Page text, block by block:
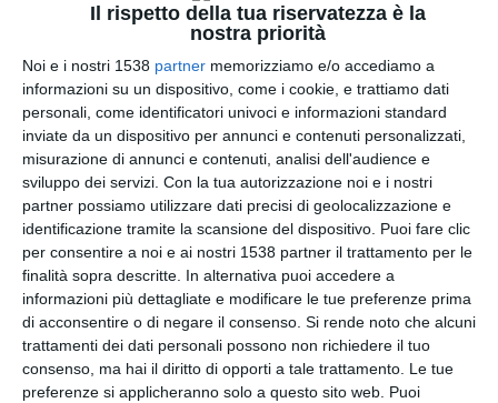
Il rispetto della tua riservatezza è la
nostra priorità
Noi e i nostri 1538 partner memorizziamo e/o accediamo a
informazioni su un dispositivo, come i cookie, e trattiamo dati
personali, come identificatori univoci e informazioni standard
inviate da un dispositivo per annunci e contenuti personalizzati,
misurazione di annunci e contenuti, analisi dell'audience e
sviluppo dei servizi. Con la tua autorizzazione noi e i nostri
partner possiamo utilizzare dati precisi di geolocalizzazione e
identificazione tramite la scansione del dispositivo. Puoi fare clic
per consentire a noi e ai nostri 1538 partner il trattamento per le
finalità sopra descritte. In alternativa puoi accedere a
informazioni più dettagliate e modificare le tue preferenze prima
di acconsentire o di negare il consenso. Si rende noto che alcuni
trattamenti dei dati personali possono non richiedere il tuo
consenso, ma hai il diritto di opporti a tale trattamento. Le tue
preferenze si applicheranno solo a questo sito web. Puoi
INVIA QUESTA CARTOLINA
via Email
CONDIVIDI QUESTA
CARTOLINA
Facebook, Twitter, WhatsApp, ...
VEDI ALTRE CARTOLINE DI
QUESTE CATEGORIE